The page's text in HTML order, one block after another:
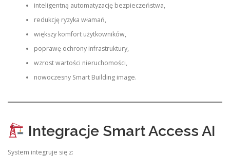
inteligentną automatyzację bezpieczeństwa,
redukcję ryzyka włamań,
większy komfort użytkowników,
poprawę ochrony infrastruktury,
wzrost wartości nieruchomości,
nowoczesny Smart Building image.
Integracje Smart Access AI
System integruje się z: